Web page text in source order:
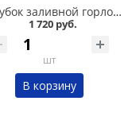
Патрубок заливной горловины 1118, 2190, CS-20 в Омске
1 720 руб.
шт
В корзину